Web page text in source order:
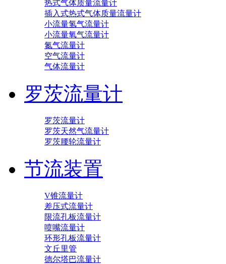
热式气体质量流量计
插入式热式气体质量流量计
小流量氢气流量计
小流量氧气流量计
氮气流量计
空气流量计
气体流量计
罗茨流量计
罗茨流量计
罗茨天然气流量计
罗茨腰轮流量计
节流装置
V锥流量计
差压式流量计
限流孔板流量计
喷嘴流量计
环形孔板流量计
文丘里管
德尔塔巴流量计